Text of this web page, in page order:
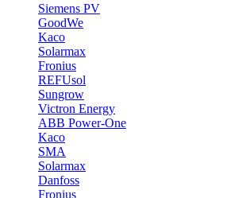
Siemens PV
GoodWe
Kaco
Solarmax
Fronius
REFUsol
Sungrow
Victron Energy
ABB Power-One
Kaco
SMA
Solarmax
Danfoss
Fronius